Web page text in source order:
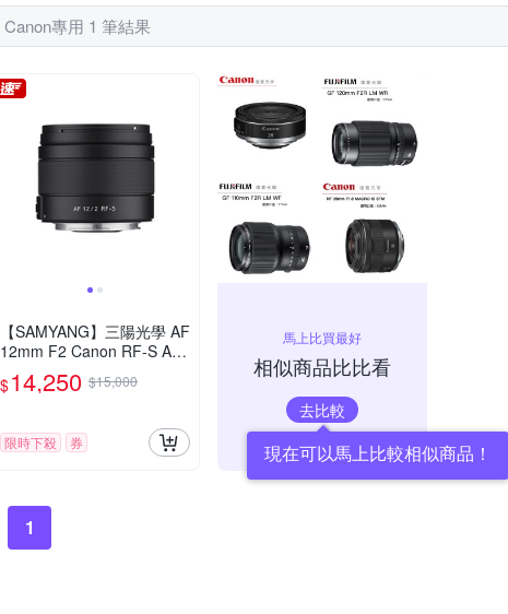
Canon專用 1 筆結果
【SAMYANG】三陽光學 AF
12mm F2 Canon RF-S AP
S-C 自動對焦鏡頭 公司貨
$14,250 $15,000
限時下殺 券
馬上比買最好
相似商品比比看
去比較
現在可以馬上比較相似商品！
1